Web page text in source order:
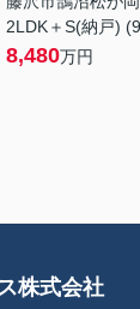
2LDK＋S(納戸)
8,480万円
株式会社